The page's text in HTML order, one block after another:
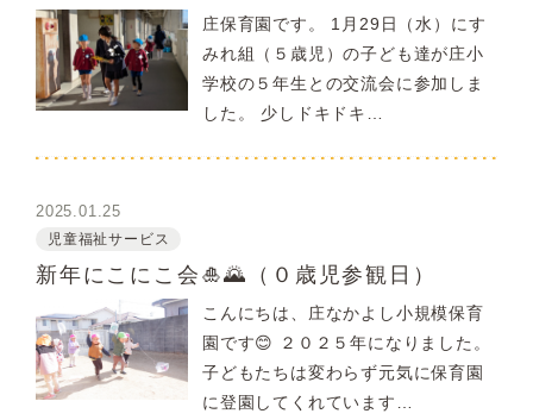
庄保育園です。 1月29日（水）にす
みれ組（５歳児）の子ども達が庄小
学校の５年生との交流会に参加しま
した。 少しドキドキ…
2025.01.25
児童福祉サービス
新年にこにこ会🎍🌄（０歳児参観日）
こんにちは、庄なかよし小規模保育
園です😊 ２０２５年になりました。
子どもたちは変わらず元気に保育園
に登園してくれています…